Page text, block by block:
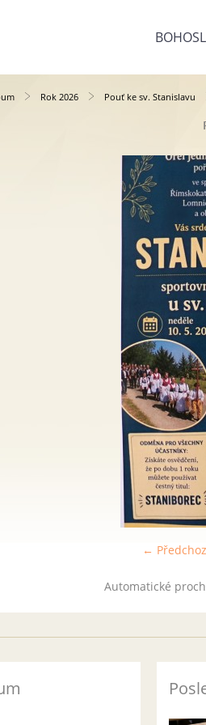
Rok 2026 Pouť ke sv. Stanislavu
←
Automatické